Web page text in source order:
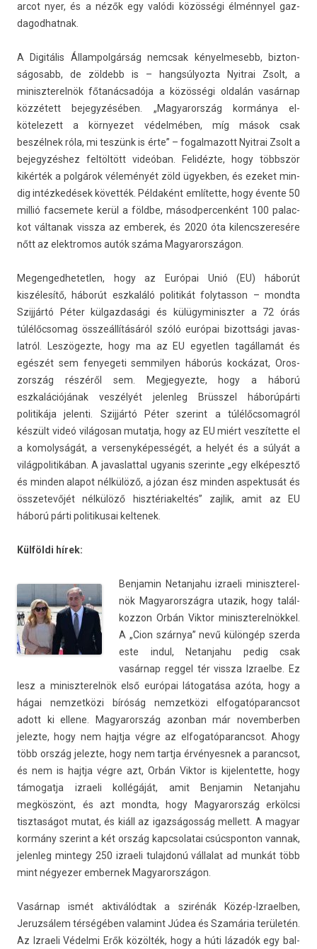
arcot nyer, és a nézők egy valódi közösségi élménnyel gaz­
dagod­hatnak.
A Digitális Állam­polgár­ság nemcsak kényel­mesebb, bi­zton­
ságosabb, de zöldebb is – han­gsúlyoz­ta Nyit­rai Zsolt, a
miniszterel­nök főtanácsadója a közösségi oldalán vasárnap
közzétett be­jegyzéséb­en. „Magyarország kormánya el­
kötelezett a kör­nyezet védelmében, míg mások csak
beszélnek róla, mi teszünk is érte” – fogal­mazott Nyit­rai Zsolt a
be­jegyzés­hez feltöltött videóban. Felidézte, hogy többször
kikérték a polgárok véleményét zöld ügyekb­en, és ezeket min­
dig intézkedések követték. Példaként említette, hogy évente 50
millió fac­semete kerül a földbe, másod­percen­ként 100 palac­
kot vál­tanak vissza az em­berek, és 2020 óta kilencszeresére
nőtt az elektromos autók száma Magyarországon.
Megen­gedhetetl­en, hogy az Európai Unió (EU) háborút
kiszélesítő, háborút eszkaláló politikát folytas­son – mondta
Szijjártó Péter kül­gazdasági és külügyminiszt­er a 72 órás
túlélőc­somag összeállításáról szóló európai bi­zottsági javas­
latról. Leszögezte, hogy ma az EU egyetl­en tagállamát és
egészét sem fenyegeti sem­mily­en háborús kockázat, Oros­
zország részéről sem. Meg­jegyez­te, hogy a háború
eszkalációjának veszélyét jelen­leg Brüsszel háborúpárti
politikája jelen­ti. Szijjártó Péter szerint a túlélőc­somag­ról
készült videó világosan mutat­ja, hogy az EU miért veszítette el
a komolyságát, a ver­senyképes­ségét, a helyét és a súlyát a
világ­politikában. A javas­latt­al ugyanis szerin­te „egy elképesztő
és mind­en al­apot nélkülöző, a józan ész mind­en as­pek­tusát és
összetevőjét nélkülöző hisztériakel­tés” zaj­lik, amit az EU
háború párti politikusai kel­tenek.
Külföldi hírek:
Be­njamin Netan­jahu iz­raeli miniszterel­
nök Magyarország­ra utazik, hogy talál­
kozzon Orbán Vik­tor miniszterel­nökkel.
A „Cion szárnya” nevű különgép szer­da
este indul, Netan­jahu pedig csak
vasárnap re­ggel tér vissza Iz­rael­be. Ez
lesz a miniszterel­nök első európai látogatása azóta, hogy a
hágai nem­zetközi bíróság nem­zetközi el­fogatóparancsot
adott ki el­lene. Magyarország azon­ban már novem­berb­en
jelez­te, hogy nem hajtja végre az el­fogatóparancsot. Ahogy
több ország jelez­te, hogy nem tartja érvényes­nek a para­ncsot,
és nem is hajtja végre azt, Orbán Vik­tor is kijelen­tette, hogy
támogat­ja iz­raeli kollégáját, amit Be­njamin Netan­jahu
megköszönt, és azt mondta, hogy Magyarország erkölcsi
tisztaságot mutat, és kiáll az igazságosság mel­lett. A magyar
kormány szerint a két ország kapcsolatai csúcspon­ton van­nak,
jelen­leg min­tegy 250 iz­raeli tulaj­donú vál­lalat ad munkát több
mint négyez­er em­ber­nek Magyarországon.
Vasárnap ismét aktiválódtak a szirénák Közép-Izraelben,
Jeruz­sálem térségében valamint Júdea és Szamária területén.
Az Iz­raeli Védelmi Erők közölték, hogy a húti lázadók egy bal­